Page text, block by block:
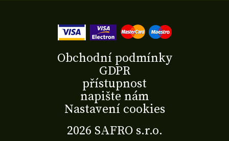
2026 SAFRO s.r.o.
Obchodní podmínky
GDPR
přístupnost
napište nám
Nastavení cookies